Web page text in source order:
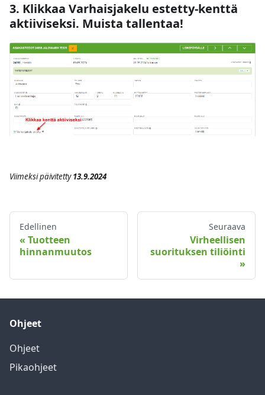
3. Klikkaa Varhaisjakelu estetty-kenttä
aktiiviseksi. Muista tallentaa!
Viimeksi päivitetty 13.9.2024
Edellinen
Tuotteen
hinnanmuutos
Seuraava
Virheellisen
suorituksen tiliöinti
Ohjeet
Ohjeet
Pikaohjeet